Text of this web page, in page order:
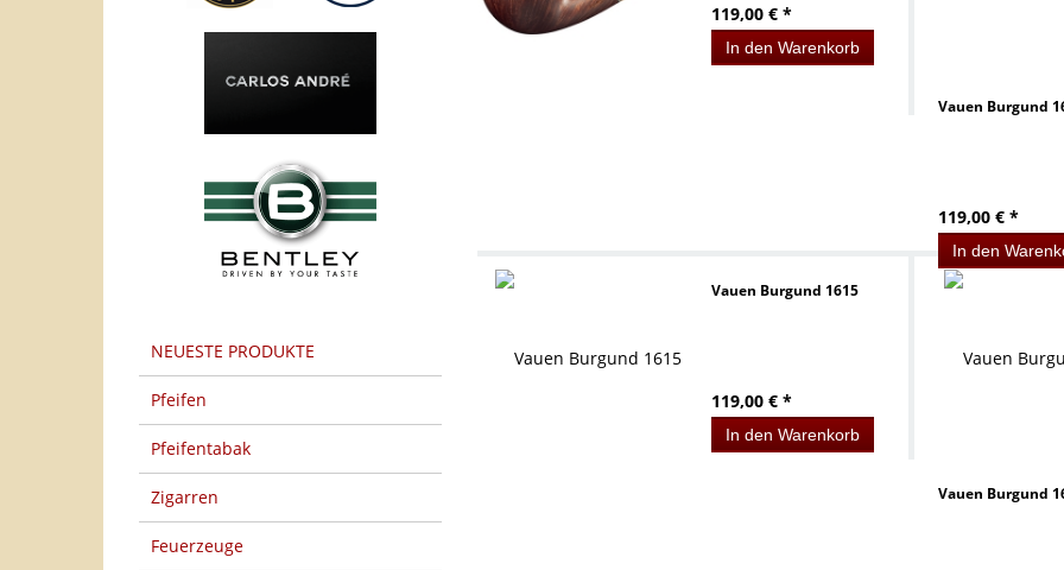
NEUESTE PRODUKTE
Pfeifen
Pfeifentabak
Zigarren
Feuerzeuge
119,00 € *
In den Warenkorb
Vauen Burgund
119,00 € *
In den
Vauen Burgund 1615
119,00 € *
In den Warenkorb
Vauen Burgund